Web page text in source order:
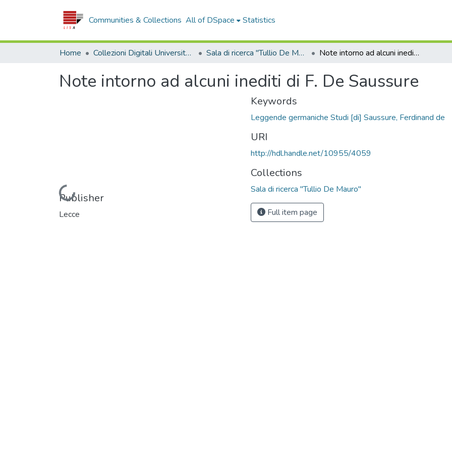
Communities & Collections All of DSpace Statistics
Home Collezioni Digitali Università della Calabria Sala di ricerca "Tullio De Mauro" Note intorno ad alcuni inediti di F. De Saussure
Note intorno ad alcuni inediti di F. De Saussure
Loading...
Publisher
Lecce
Keywords
Leggende germaniche Studi [di] Saussure, Ferdinand de
URI
http://hdl.handle.net/10955/4059
Collections
Sala di ricerca "Tullio De Mauro"
Full item page